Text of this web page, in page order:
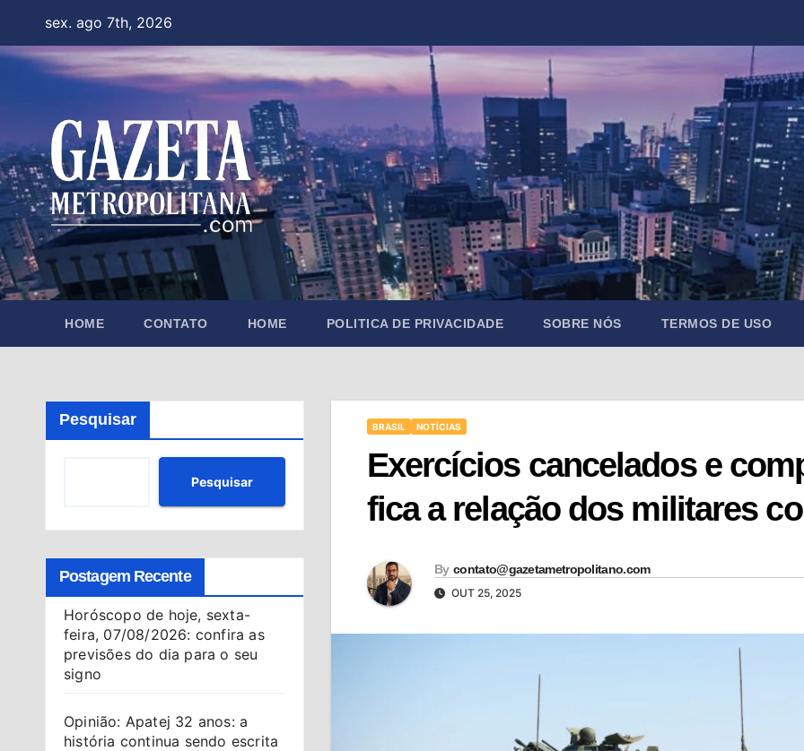
content
sex. ago 7th, 2026
HOME CONTATO HOME POLITICA DE PRIVACIDADE SOBRE NÓS TERMOS DE USO
Pesquisar
Pesquisar
Postagem Recente
Horóscopo de hoje, sexta-
feira, 07/08/2026: confira as
previsões do dia para o seu
signo
Opinião: Apatej 32 anos: a
história continua sendo escrita
BRASIL NOTÍCIAS
Exercícios cancelados e
fica a relação dos militares
By contato@gazetametropolitano.com
OUT 25, 2025